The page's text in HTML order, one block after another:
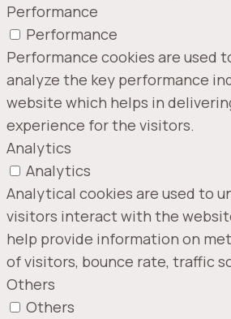
Performance
Performance
Performance cookies are used
analyze the key performance
website which helps in
experience for the visitors.
Analytics
Analytics
Analytical cookies are used to
visitors interact with the
help provide information on
of visitors, bounce rate, traffic
Others
Others